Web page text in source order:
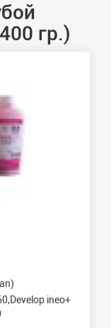
гр.)
ineo+